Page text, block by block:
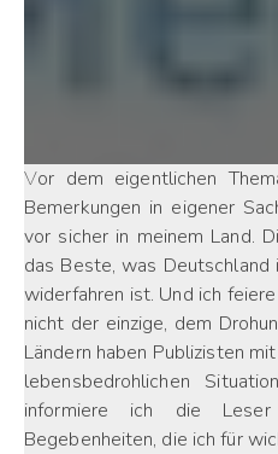
Vor dem eigentlichen Thema ausnahmsweise ein paar
Bemerkungen in eigener
vor sicher in meinem Land.
das Beste, was Deutschland
widerfahren ist. Und ich
nicht der einzige, dem
Ländern haben Publizisten
lebensbedrohlichen
informiere ich die
Begebenheiten, die ich für